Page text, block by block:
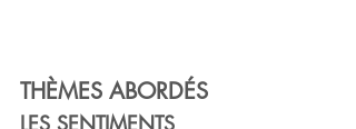
THÈMES ABORDÉS
LES SENTIMENTS